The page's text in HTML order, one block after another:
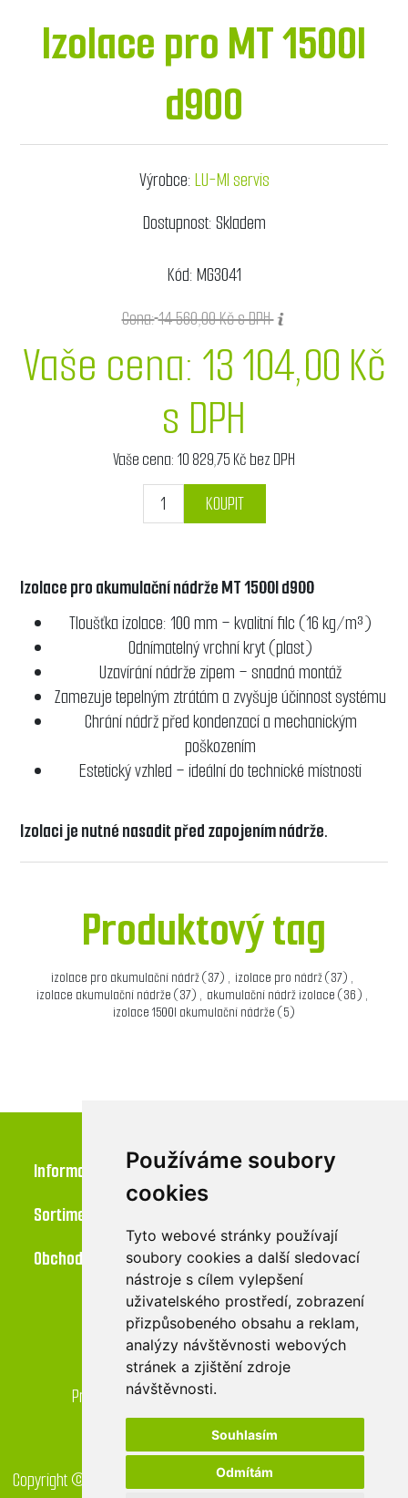
Používáme soubory
cookies
Tyto webové stránky používají
soubory cookies a další sledovací
nástroje s cílem vylepšení
uživatelského prostředí, zobrazení
přizpůsobeného obsahu a reklam,
analýzy návštěvnosti webových
stránek a zjištění zdroje
návštěvnosti.
Souhlasím
Odmítám
Izolace pro MT 1500l
d900
Výrobce:LU-MI servis
Dostupnost:Skladem
Kód:MG3041
Cena:14 560,00 Kč s DPH
Vaše cena: 13 104,00 Kč
s DPH
Vaše cena: 10 829,75 Kč bez DPH
KOUPIT
Izolace pro akumulační nádrže MT 1500l d900
Tloušťka izolace: 100 mm – kvalitní filc (16 kg/m³)
Odnímatelný vrchní kryt (plast)
Uzavírání nádrže zipem – snadná montáž
Zamezuje tepelným ztrátám a zvyšuje účinnost systému
Chrání nádrž před kondenzací a mechanickým
poškozením
Estetický vzhled – ideální do technické místnosti
Izolaci je nutné nasadit před zapojením nádrže.
Produktový tag
izolace pro akumulační nádrž(37) , izolace pro nádrž(37) ,
izolace akumulační nádrže (37) , akumulační nádrž izolace (36) ,
izolace 1500l akumulační nádrže (5)
Informace
Sortiment
Obchod
Kontakt
LU-MI servis s.r.o.
Průmyslová 455/17, 568 02 Svitavy - Lačnov
Copyright © 2026 GreenDrop obchod. Všechna práva vyhrazena.